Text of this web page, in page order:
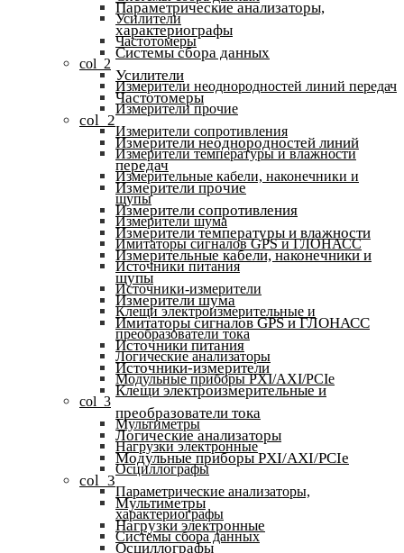
Усилители
Частотомеры
col_2
Измерители неоднородностей линий передач
Измерители прочие
Измерители сопротивления
Измерители температуры и влажности
Измерительные кабели, наконечники и
щупы
Измерители шума
Имитаторы сигналов GPS и ГЛОНАСС
Источники питания
Источники-измерители
Клещи электроизмерительные и
преобразователи тока
Логические анализаторы
Модульные приборы PXI/AXI/PCIe
col_3
Мультиметры
Нагрузки электронные
Осциллографы
Параметрические анализаторы,
характериографы
Системы сбора данных
Параметрические анализаторы,
характериографы
Системы сбора данных
Усилители
Частотомеры
col_2
Измерители неоднородностей линий
передач
Измерители прочие
Измерители сопротивления
Измерители температуры и влажности
Измерительные кабели, наконечники и
щупы
Измерители шума
Имитаторы сигналов GPS и ГЛОНАСС
Источники питания
Источники-измерители
Клещи электроизмерительные и
преобразователи тока
Логические анализаторы
Модульные приборы PXI/AXI/PCIe
col_3
Мультиметры
Нагрузки электронные
Осциллографы